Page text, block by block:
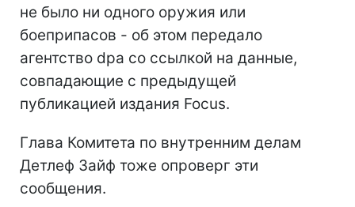
не было ни одного оружия или
боеприпасов - об этом передало
агентство dpa со ссылкой на данные,
совпадающие с предыдущей
публикацией издания Focus.
Глава Комитета по внутренним делам
Детлеф Зайф тоже опроверг эти
сообщения.